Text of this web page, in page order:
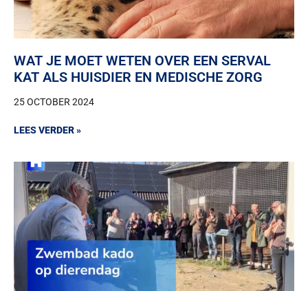
WAT JE MOET WETEN OVER EEN SERVAL
KAT ALS HUISDIER EN MEDISCHE ZORG
25 OCTOBER 2024
LEES VERDER »